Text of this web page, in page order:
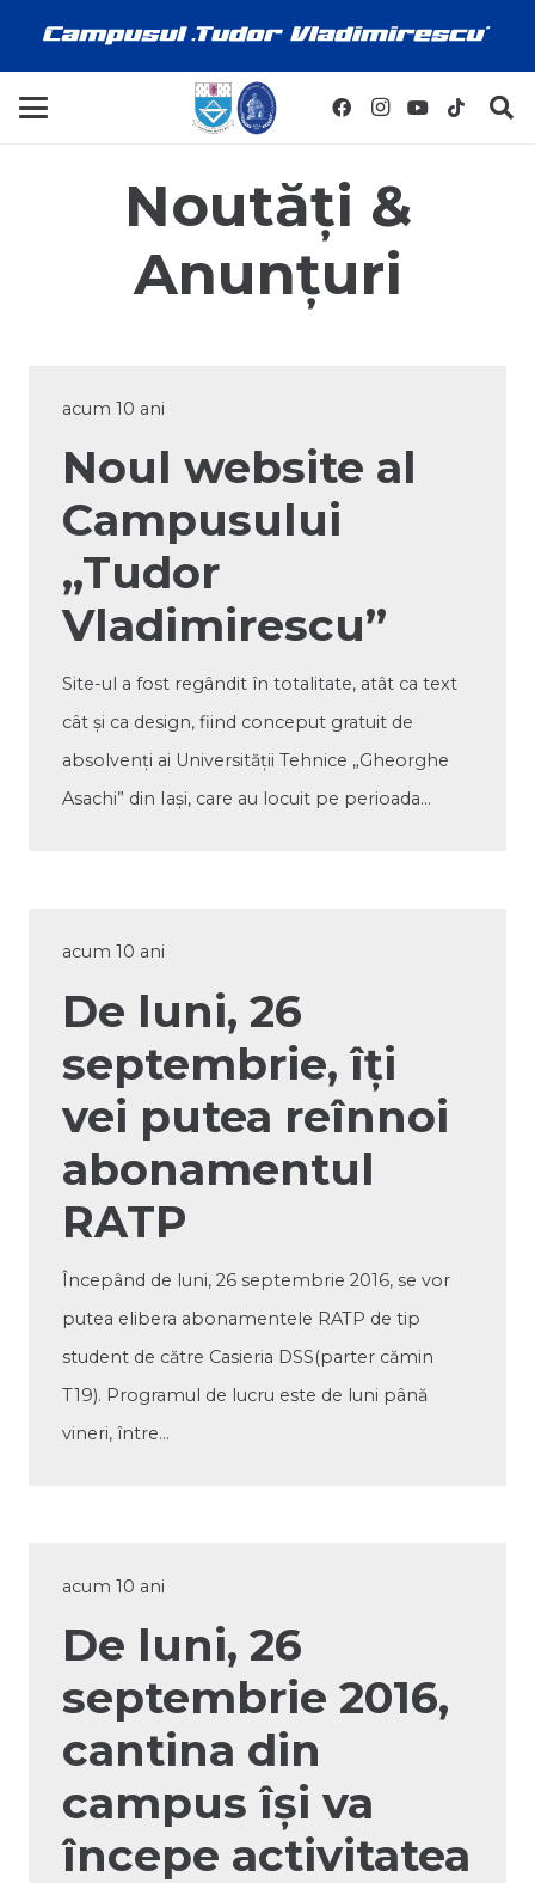
Noutăți &
Anunțuri
acum 10 ani
Noul website al
Campusului
„Tudor
Vladimirescu”
Site-ul a fost regândit în totalitate, atât ca text
cât și ca design, fiind conceput gratuit de
absolvenți ai Universității Tehnice „Gheorghe
Asachi” din Iași, care au locuit pe perioada…
acum 10 ani
De luni, 26
septembrie, îți
vei putea reînnoi
abonamentul
RATP
Începând de luni, 26 septembrie 2016, se vor
putea elibera abonamentele RATP de tip
student de către Casieria DSS(parter cămin
T19). Programul de lucru este de luni până
vineri, între…
acum 10 ani
De luni, 26
septembrie 2016,
cantina din
campus își va
începe activitatea